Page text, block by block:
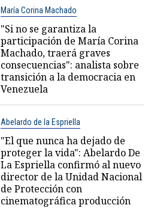
María Corina Machado
"Si no se garantiza la
participación de María Corina
Machado, traerá graves
consecuencias": analista sobre
transición a la democracia en
Venezuela
Abelardo de la Espriella
"El que nunca ha dejado de
proteger la vida": Abelardo De
La Espriella confirmó al nuevo
director de la Unidad Nacional
de Protección con
cinematográfica producción